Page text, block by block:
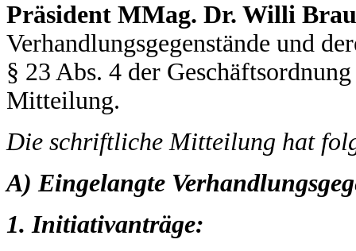
Präsident MMag. Dr. Willi
Verhandlungsgegenstände und
§ 23 Abs. 4 der
Mitteilung.
Die schriftliche Mitteilung hat
A) Eingelangte
1. Initiativanträge: